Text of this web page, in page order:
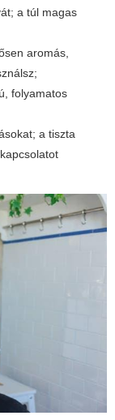
a túl magas
aromás,
folyamatos
a tiszta